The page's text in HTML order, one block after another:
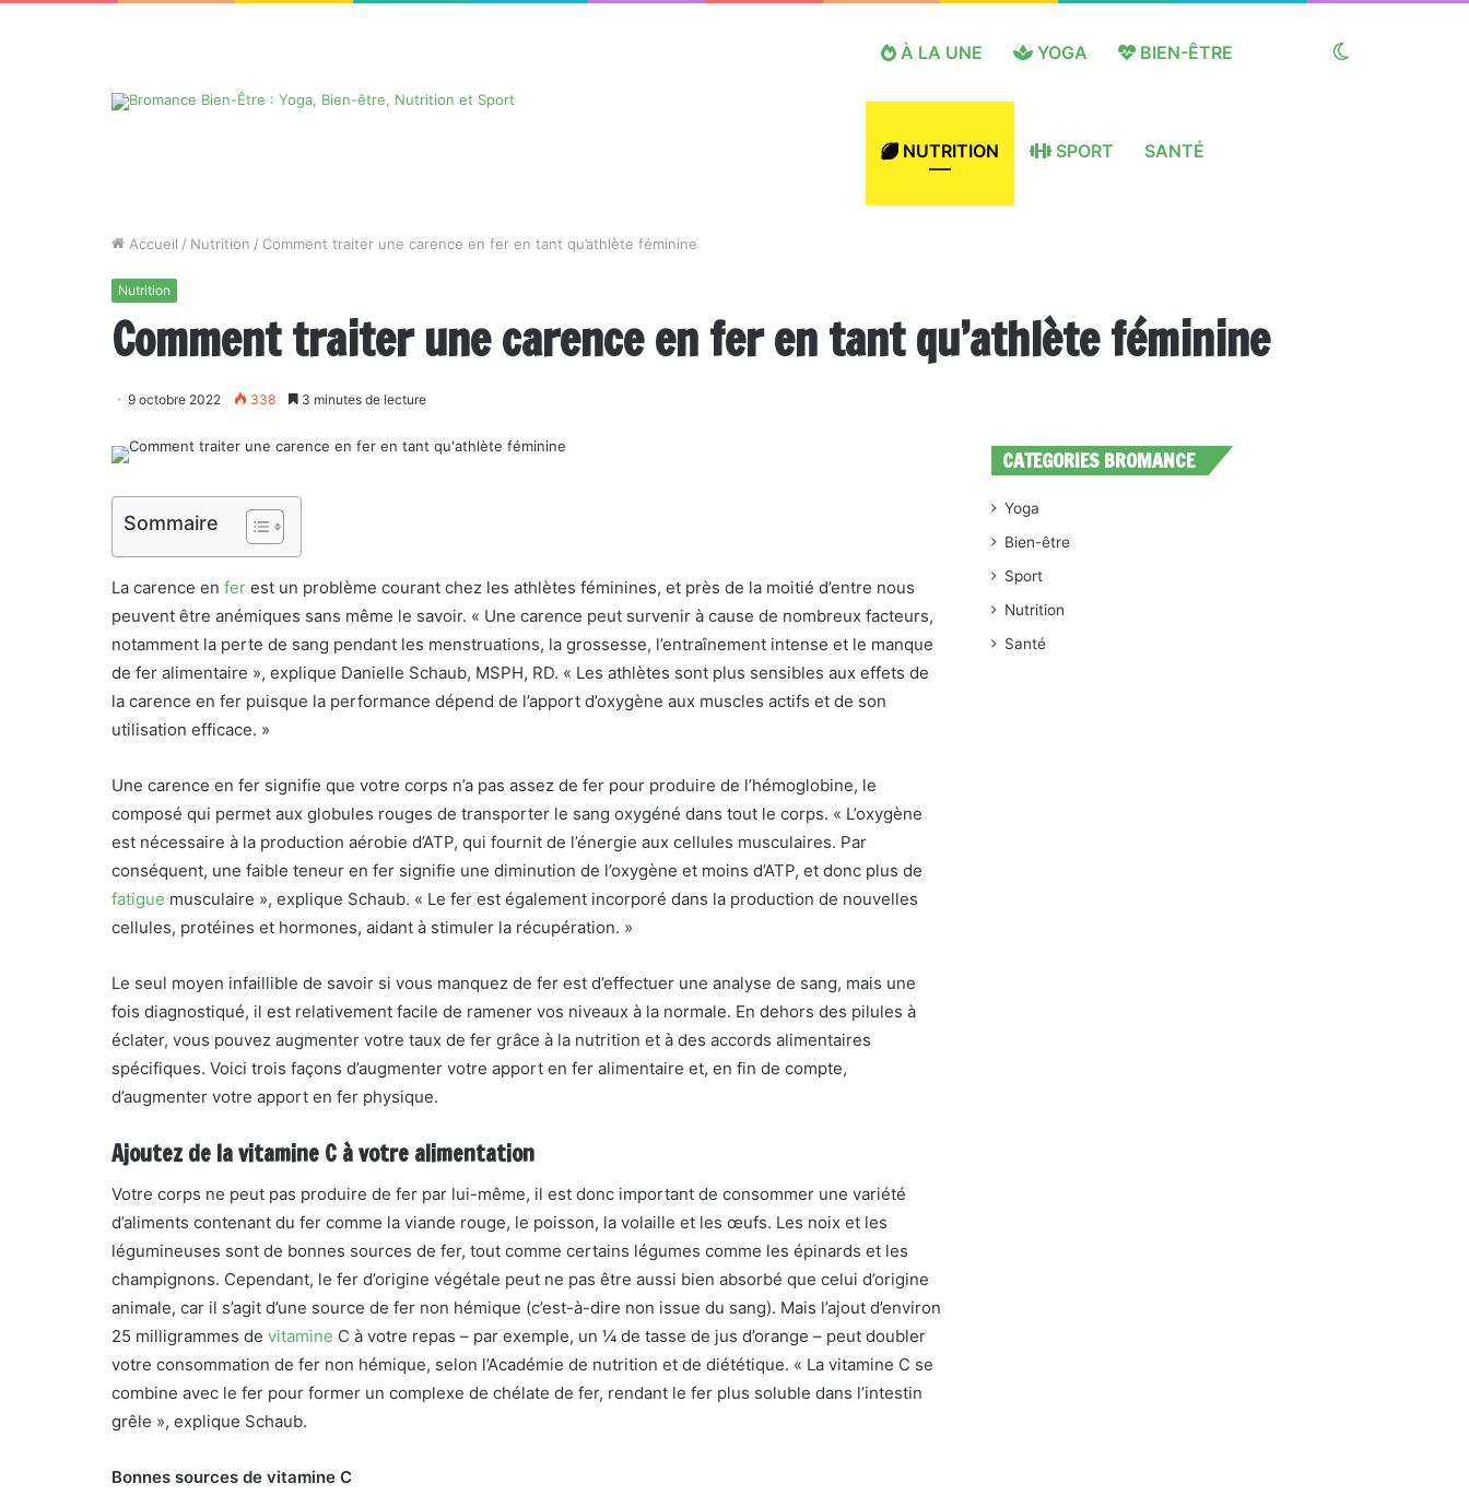
À LA UNE YOGA BIEN-ÊTRE
NUTRITION SPORT SANTÉ
Accueil / Nutrition / Comment traiter une carence en fer en tant qu’athlète féminine
Nutrition
Comment traiter une carence en fer en tant qu’athlète féminine
9 octobre 2022 338 3 minutes de lecture
Sommaire
La carence en fer est un problème courant chez les athlètes féminines, et près de la moitié d’entre nous
peuvent être anémiques sans même le savoir. « Une carence peut survenir à cause de nombreux facteurs,
notamment la perte de sang pendant les menstruations, la grossesse, l’entraînement intense et le manque
de fer alimentaire », explique Danielle Schaub, MSPH, RD. « Les athlètes sont plus sensibles aux effets de
la carence en fer puisque la performance dépend de l’apport d’oxygène aux muscles actifs et de son
utilisation efficace. »
Une carence en fer signifie que votre corps n’a pas assez de fer pour produire de l’hémoglobine, le
composé qui permet aux globules rouges de transporter le sang oxygéné dans tout le corps. « L’oxygène
est nécessaire à la production aérobie d’ATP, qui fournit de l’énergie aux cellules musculaires. Par
conséquent, une faible teneur en fer signifie une diminution de l’oxygène et moins d’ATP, et donc plus de
fatigue musculaire », explique Schaub. « Le fer est également incorporé dans la production de nouvelles
cellules, protéines et hormones, aidant à stimuler la récupération. »
Le seul moyen infaillible de savoir si vous manquez de fer est d’effectuer une analyse de sang, mais une
fois diagnostiqué, il est relativement facile de ramener vos niveaux à la normale. En dehors des pilules à
éclater, vous pouvez augmenter votre taux de fer grâce à la nutrition et à des accords alimentaires
spécifiques. Voici trois façons d’augmenter votre apport en fer alimentaire et, en fin de compte,
d’augmenter votre apport en fer physique.
Ajoutez de la vitamine C à votre alimentation
Votre corps ne peut pas produire de fer par lui-même, il est donc important de consommer une variété
d’aliments contenant du fer comme la viande rouge, le poisson, la volaille et les œufs. Les noix et les
légumineuses sont de bonnes sources de fer, tout comme certains légumes comme les épinards et les
champignons. Cependant, le fer d’origine végétale peut ne pas être aussi bien absorbé que celui d’origine
animale, car il s’agit d’une source de fer non hémique (c’est-à-dire non issue du sang). Mais l’ajout d’environ
25 milligrammes de vitamine C à votre repas – par exemple, un ¼ de tasse de jus d’orange – peut doubler
votre consommation de fer non hémique, selon l’Académie de nutrition et de diététique. « La vitamine C se
combine avec le fer pour former un complexe de chélate de fer, rendant le fer plus soluble dans l’intestin
grêle », explique Schaub.
Bonnes sources de vitamine C
CATEGORIES BROMANCE
Yoga
Bien-être
Sport
Nutrition
Santé